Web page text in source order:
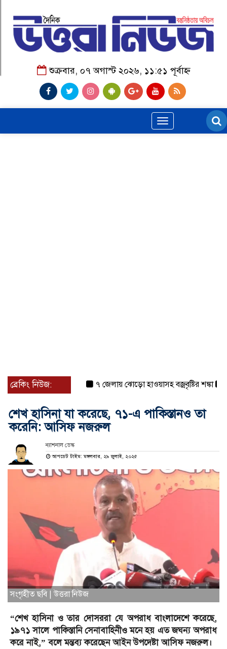
শুক্রবার, ০৭ অগাস্ট ২০২৬, ১১:৫১ পূর্বাহ্ন
Toggle
navigation
ব্রেকিং নিউজ: ৭ জেলায় ঝোড়ো হাওয়াসহ বজ্রবৃষ্টির শঙ্কা বগুড়া
শেখ হাসিনা যা করেছে, ৭১-এ পাকিস্তানও তা
করেনি: আসিফ নজরুল
ন্যাশনাল ডেস্ক
আপডেট টাইম: মঙ্গলবার, ২৯ জুলাই, ২০২৫
সংগৃহীত ছবি | উত্তরা নিউজ
“শেখ হাসিনা ও তার দোসররা যে অপরাধ বাংলাদেশে করেছে,
১৯৭১ সালে পাকিস্তানি সেনাবাহিনীও মনে হয় এত জঘন্য অপরাধ
করে নাই,” বলে মন্তব্য করেছেন আইন উপদেষ্টা আসিফ নজরুল।